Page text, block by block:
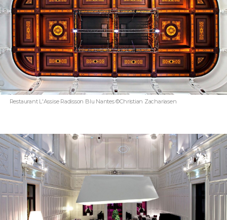
Restaurant L'Assise Radisson Blu Nantes ©Christian Zachariasen